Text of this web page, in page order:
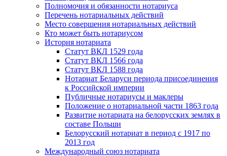
Полномочия и обязанности нотариуса
Перечень нотариальных действий
Место совершения нотариальных действий
Кто может быть нотариусом
История нотариата
Статут ВКЛ 1529 года
Статут ВКЛ 1566 года
Статут ВКЛ 1588 года
Нотариат Беларуси периода присоединения
к Российской империи
Публичные нотариусы и маклеры
Положение о нотариальной части 1863 года
Развитие нотариата на белорусских землях в
составе Польши
Белорусский нотариат в период с 1917 по
2013 год
Международный союз нотариата